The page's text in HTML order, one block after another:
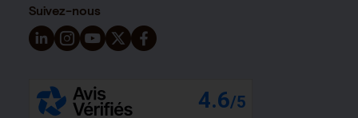
Suivez-nous
Suivez-nous sur LinkedIn - Nouvelle fenêtre
Suivez-nous sur Instagram - Nouvelle fenêtre
Suivez-nous sur YouTube - Nouvelle fenêtre
Suivez-nous sur X - Nouvelle fenêtre
Suivez-nous sur Facebook - Nouvelle